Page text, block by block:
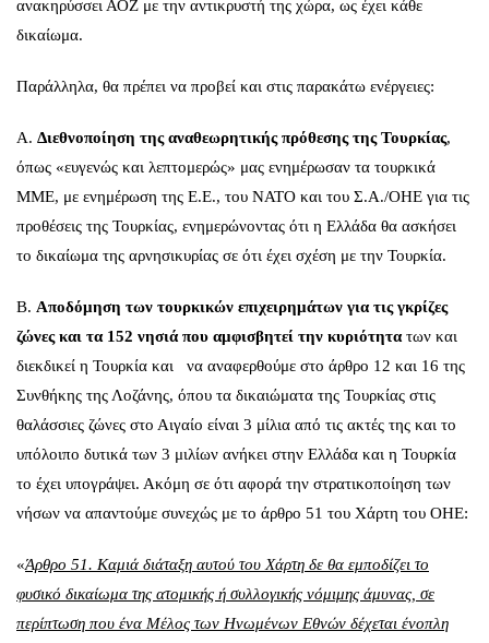
ανακηρύσσει ΑΟΖ με την αντικρυστή της χώρα, ως έχει κάθε
δικαίωμα.
Παράλληλα, θα πρέπει να προβεί και στις παρακάτω ενέργειες:
Α. Διεθνοποίηση της αναθεωρητικής πρόθεσης της Τουρκίας,
όπως «ευγενώς και λεπτομερώς» μας ενημέρωσαν τα τουρκικά
ΜΜΕ, με ενημέρωση της Ε.Ε., του ΝΑΤΟ και του Σ.Α./ΟΗΕ για τις
προθέσεις της Τουρκίας, ενημερώνοντας ότι η Ελλάδα θα ασκήσει
το δικαίωμα της αρνησικυρίας σε ότι έχει σχέση με την Τουρκία.
Β. Αποδόμηση των τουρκικών επιχειρημάτων για τις γκρίζες
ζώνες και τα 152 νησιά που αμφισβητεί την κυριότητατων και
διεκδικεί η Τουρκία και να αναφερθούμε στο άρθρο 12 και 16 της
Συνθήκης της Λοζάνης, όπου τα δικαιώματα της Τουρκίας στις
θαλάσσιες ζώνες στο Αιγαίο είναι 3 μίλια από τις ακτές της και το
υπόλοιπο δυτικά των 3 μιλίων ανήκει στην Ελλάδα και η Τουρκία
το έχει υπογράψει. Ακόμη σε ότι αφορά την στρατικοποίηση των
νήσων να απαντούμε συνεχώς με το άρθρο 51 του Χάρτη του ΟΗΕ:
«Άρθρο 51. Καμιά διάταξη αυτού του Χάρτη δε θα εμποδίζει το
φυσικό δικαίωμα της ατομικής ή συλλογικής νόμιμης άμυνας, σε
περίπτωση που ένα Μέλος των Ηνωμένων Εθνών δέχεται ένοπλη